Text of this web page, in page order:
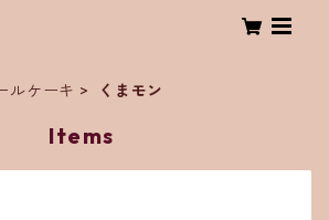
ルケーキ くまモン
Items